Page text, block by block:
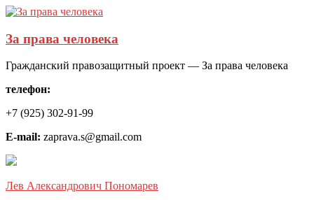
За права человека
Гражданский правозащитный проект — За права человека
телефон:
+7 (925) 302-91-99
E-mail: zaprava.s@gmail.com
Лев Александрович Пономарев